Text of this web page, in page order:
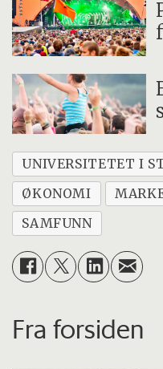
UNIVERSITETET I
ØKONOMI
SAMFUNN
Fra forsiden